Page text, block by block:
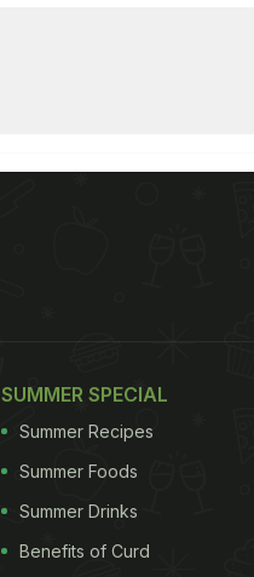
SUMMER SPECIAL
Summer Recipes
Summer Foods
Summer Drinks
Benefits of Curd